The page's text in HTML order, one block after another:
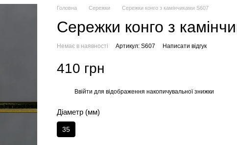
Головна Сережки Сережки конго з камінчиками S607
Сережки конго з
Немає в наявності Артикул: S607 Написати відгук
410 грн
Ввійти для відображення накопичувальної знижки
Діаметр (мм)
35